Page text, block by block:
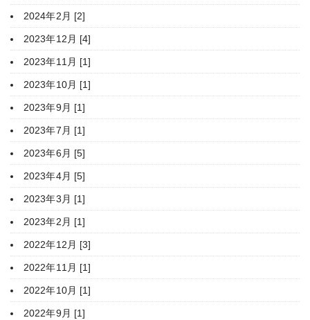
2024年2月 [2]
2023年12月 [4]
2023年11月 [1]
2023年10月 [1]
2023年9月 [1]
2023年7月 [1]
2023年6月 [5]
2023年4月 [5]
2023年3月 [1]
2023年2月 [1]
2022年12月 [3]
2022年11月 [1]
2022年10月 [1]
2022年9月 [1]